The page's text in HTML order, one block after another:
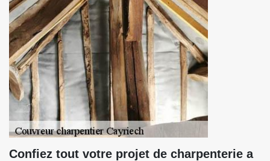
Confiez tout votre projet de charpenterie a